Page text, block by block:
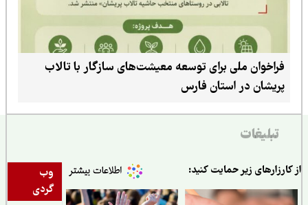
فراخوان ملی برای توسعه معیشت‌های سازگار با تالاب
پریشان در استان فارس
تبلیغات
وب
گردی
زیر حمایت کنید: